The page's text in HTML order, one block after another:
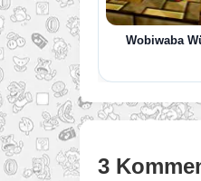
Wobiwaba
3